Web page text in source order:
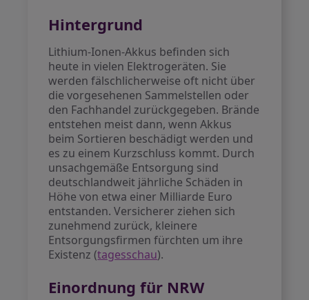
Hintergrund
Lithium-Ionen-Akkus befinden sich
heute in vielen Elektrogeräten. Sie
werden fälschlicherweise oft nicht über
die vorgesehenen Sammelstellen oder
den Fachhandel zurückgegeben. Brände
entstehen meist dann, wenn Akkus
beim Sortieren beschädigt werden und
es zu einem Kurzschluss kommt. Durch
unsachgemäße Entsorgung sind
deutschlandweit jährliche Schäden in
Höhe von etwa einer Milliarde Euro
entstanden. Versicherer ziehen sich
zunehmend zurück, kleinere
Entsorgungsfirmen fürchten um ihre
Existenz (tagesschau).
Einordnung für NRW